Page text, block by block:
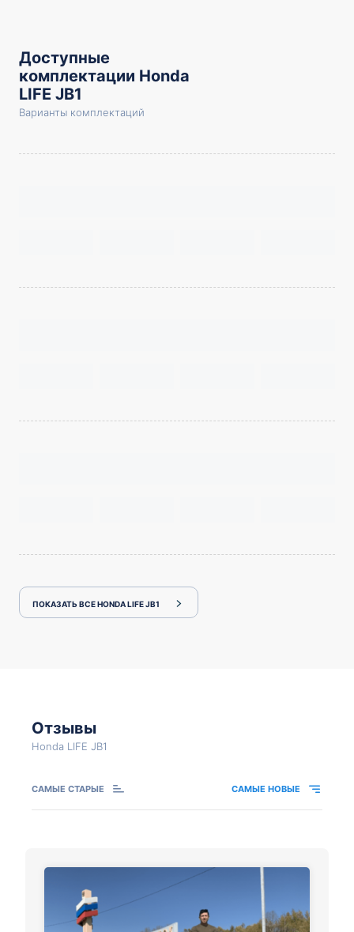
Доступные
комплектации Honda
LIFE JB1
Варианты комплектаций
ПОКАЗАТЬ ВСЕ HONDA LIFE JB1
Отзывы
Honda LIFE JB1
САМЫЕ СТАРЫЕ САМЫЕ НОВЫЕ